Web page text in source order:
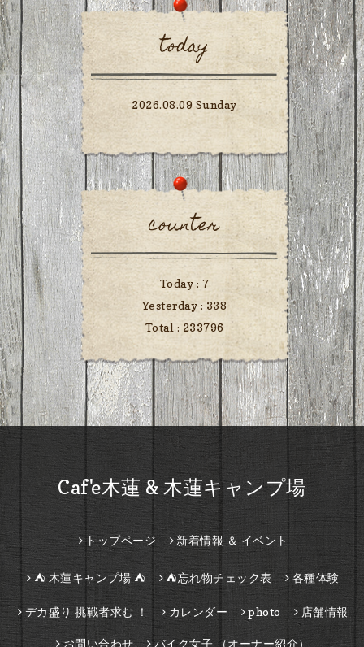
today
2026.08.09 Sunday
counter
Today : 7
Yesterday : 338
Total : 233796
Caf'e木蓮 & 木蓮キャンプ場
トップページ 新着情報 ＆ イベント
⛺ 木蓮キャンプ場 ⛺ ⛺忘れ物チェック表 各種体験
デカ盛り 挑戦者求む ！ カレンダー photo 店舗情報
お問い合わせ バイク女子 （オーナー紹介）